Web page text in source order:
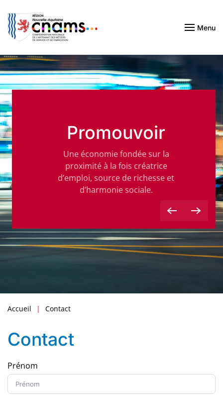
Passer au contenu principal Menu
Promouvoir
Une économie fondée sur la
proximité à la fois créatrice
d’emploi, source de richesse et
d’harmonie sociale.
Accueil Contact
Contact
Prénom